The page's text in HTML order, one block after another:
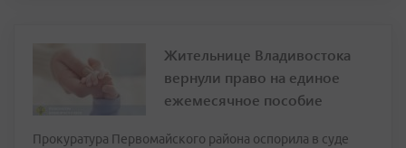
Жительнице Владивостока
вернули право на единое
ежемесячное пособие
Прокуратура Первомайского района оспорила в суде